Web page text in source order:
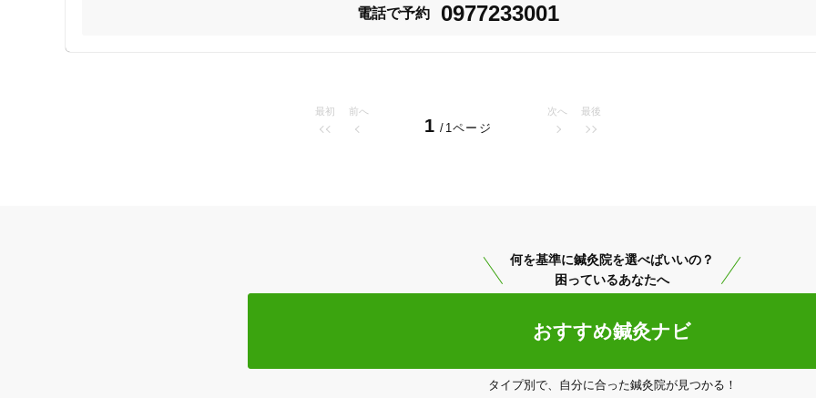
保険適用の相談可 地域支援クーポン可
17時までの予約受付ですが、どうしてもご来院されたい場合、応相談。
電話で予約 0977233001
最初 前へ
1 /1ページ
次へ 最後
何を基準に鍼灸院を選べばいいの？
困っているあなたへ
おすすめ鍼灸ナビ
タイプ別で、自分に合った鍼灸院が見つかる！